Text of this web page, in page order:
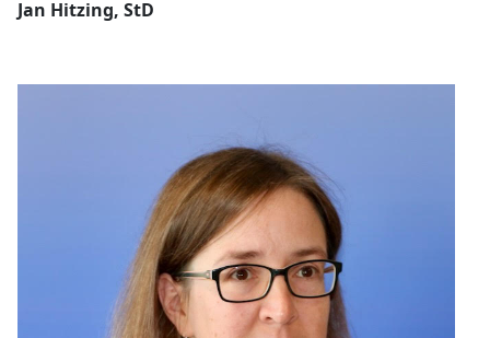
Jan Hitzing, StD